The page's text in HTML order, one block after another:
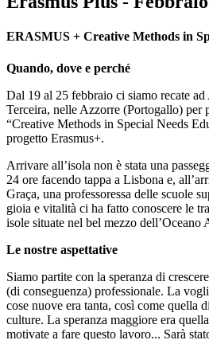
ERASMUS + Creative Methods in
Quando, dove e perché
Dal 19 al 25 febbraio ci siamo recate
Terceira, nelle Azzorre (Portogallo) per
“Creative Methods in Special Needs
progetto Erasmus+.
Arrivare all’isola non è stata una
24 ore facendo tappa a Lisbona e,
Graça, una professoressa delle scuole
gioia e vitalità ci ha fatto conoscere le
isole situate nel bel mezzo dell’Oceano
Le nostre aspettative
Siamo partite con la speranza di
(di conseguenza) professionale. La
cose nuove era tanta, così come quella
culture. La speranza maggiore era
motivate a fare questo lavoro... Sarà